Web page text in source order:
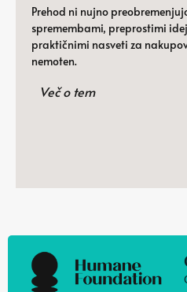
Prehod ni nujno
spremembami, preprostimi
praktičnimi nasveti za
nemoten.
Več o tem